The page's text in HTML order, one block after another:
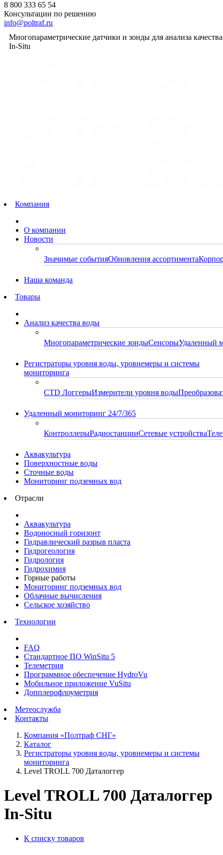
8 800 333 65 54
Консультации по решению
info@poltraf.ru
Многопараметрические датчики и зонды для анализа
In-Situ
Компания
О компании
Новости
Значимые событияОбновления ассортимента
Наша команда
Товары
Анализ качества воды
Многопараметрические зондыСенсорыУдаленный
Регистраторы уровня воды, уровнемеры и системы
мониторинга
CTD ЛоггерыИзмерители уровня воды
Удаленный мониторинг 24/7/365
КонтроллерыРадиостанцииСетевые устройства
Аквакультура
Поверхностные воды
Сточные воды
Мониторинг подземных вод
Отрасли
Аквакультура
Водоносный горизонт
Гидравлический разрыв пласта
Гидрогеология
Гидрология
Гидрохимия
Горные работы
Мониторинг подземных вод
Облачные вычисления
Сельское хозяйство
Технологии
FAQ
Стандартное ПО WinSitu 5
Телеметрия
Программное обеспечение HydroVu
Мобильное приложение VuSitu
Допплерофлоуметрия
Метеослужба
Контакты
Компания «Полтраф СНГ»
Каталог
Регистраторы уровня воды, уровнемеры и системы
мониторинга
Level TROLL 700 Даталоггер
Level TROLL 700 Даталоггер
In-Situ
К списку товаров